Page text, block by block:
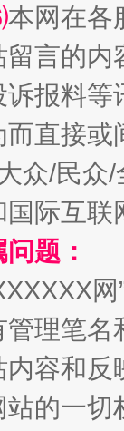
规模
本网在各
言的内
报料
直接
众/民
际互
题：
理笔
内容和
的一